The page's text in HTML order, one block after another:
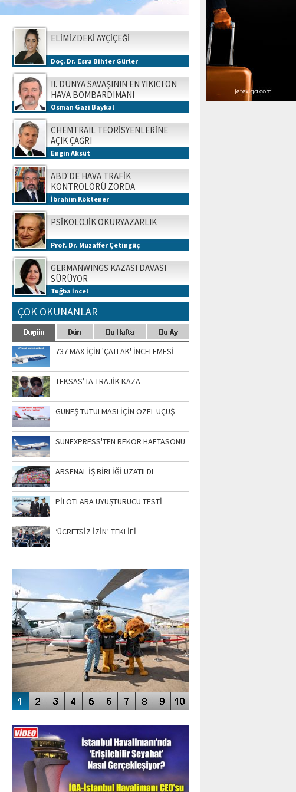
ELİMİZDEKİ AYÇİÇEĞİ
Doç. Dr. Esra Bihter Gürler
II. DÜNYA SAVAŞININ EN YIKICI ON
HAVA BOMBARDIMANI
Osman Gazi Baykal
CHEMTRAIL TEORİSYENLERİNE
AÇIK ÇAĞRI
Engin Aksüt
ABD'DE HAVA TRAFİK
KONTROLÖRÜ ZORDA
İbrahim Köktener
PSİKOLOJİK OKURYAZARLIK
Prof. Dr. Muzaffer Çetingüç
GERMANWINGS KAZASI DAVASI
SÜRÜYOR
Tuğba İncel
ÇOK OKUNANLAR
737 MAX İÇİN 'ÇATLAK' İNCELEMESİ
TEKSAS’TA TRAJİK KAZA
GÜNEŞ TUTULMASI İÇİN ÖZEL UÇUŞ
SUNEXPRESS'TEN REKOR HAFTASONU
ARSENAL İŞ BİRLİĞİ UZATILDI
PİLOTLARA UYUŞTURUCU TESTİ
‘ÜCRETSİZ İZİN’ TEKLİFİ
SİNGAPUR AIRSHOW-2020
ENGELLERİN AŞILDIĞI HAVALİMANI